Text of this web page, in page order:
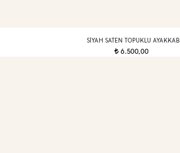
SIYAH SATEN TOPUKLU AYAKKABI
t 6.500,00